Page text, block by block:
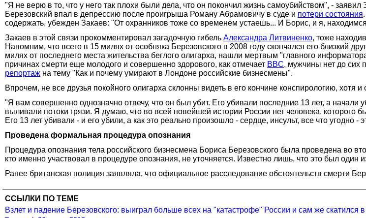
"Я не верю в то, что у него так плохи были дела, что он покончил жизнь самоубийством", - заявил
Березовский впал в депрессию после проигрыша Роману Абрамовичу в суде и потери состояния
содержать, убежден Закаев: "От охранников тоже со временем устаешь... И Борис, и я,
Закаев в этой связи прокомментировал загадочную гибель Александра Литвиненко, тоже
Напомним, что всего в 15 милях от особняка Березовского в 2008 году скончался его близкий
милях от последнего места жительства беглого олигарха, нашли мертвым "главного
причинах смерти еще молодого и совершенно здорового, как отмечает BBC, мужчины нет до сих
репортаж на тему "Как и почему умирают в Лондоне российские бизнесмены".
Впрочем, не все друзья покойного олигарха склонны видеть в его кончине конспирологию, хотя
"Я вам совершенно однозначно отвечу, что он был убит. Его убивали последние 13 лет, а
выливали потоки грязи. Я думаю, что во всей новейшей истории России нет человека, которого
Его 13 лет убивали - и его убили, а как это реально произошло - сердце, инсульт, все что угодно -
Проведена формальная процедура опознания
Процедура опознания тела российского бизнесмена Бориса Березовского была проведена во
кто именно участвовал в процедуре опознания, не уточняется. Известно лишь, что это был один
Ранее британская полиция заявляла, что официальное расследование обстоятельств смерти
ССЫЛКИ ПО ТЕМЕ
Взлет и падение Березовского: выиграл больше всех на "катастрофе" России и сам же скатился